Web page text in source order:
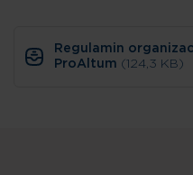
Regulamin
ProAltum (124,3 KB)